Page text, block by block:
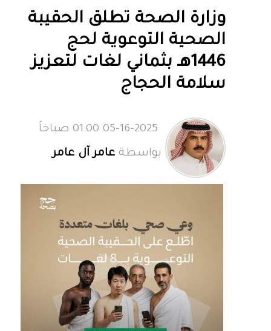
وزارة الصحة تطلق الحقيبة
الصحية التوعوية لحج
1446هـ بثماني لغات لتعزيز
سلامة الحجاج
بواسطة عامر آل عامر